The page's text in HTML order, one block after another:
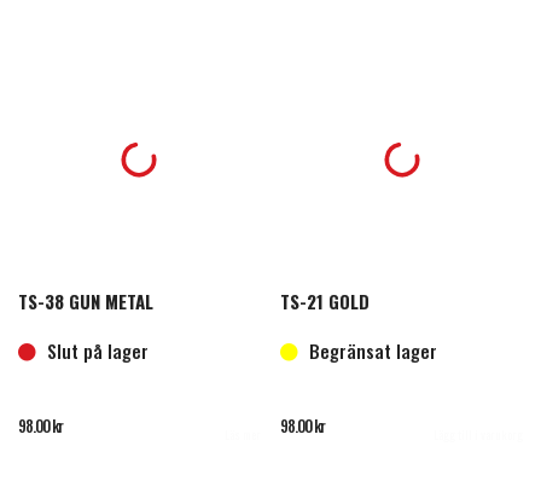
TS-38 GUN METAL
Slut på lager
98.00kr
TS-21 GOLD
Begränsat lager
98.00kr